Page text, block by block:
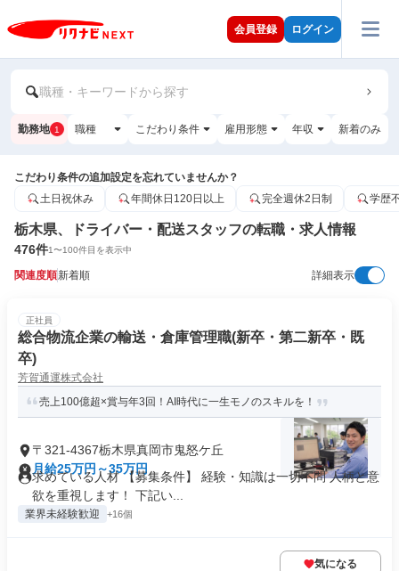
会員登録 ログイン
職種・キーワードから探す
勤務地 1 職種 こだわり条件 雇用形態 年収 新着のみ
こだわり条件の追加設定を忘れていませんか？
土日祝休み
年間休日120日以上 完全週休2日制 学歴
栃木県、ドライバー・配送スタッフの転職・求人情報
476件1〜100件目を表示中
関連度順新着順 詳細表示
正社員
総合物流企業の輸送・倉庫管理職(新卒・第二新卒・既
卒)
芳賀通運株式会社
売上100億超×賞与年3回！AI時代に一生モノのスキルを！
〒321-4367栃木県真岡市鬼怒ケ丘
月給25万円～35万円
求めている人材 【募集条件】 経験・知識は一切不問 人柄と意
欲を重視します！ 下記い...
業界未経験歓迎 +16個
気になる